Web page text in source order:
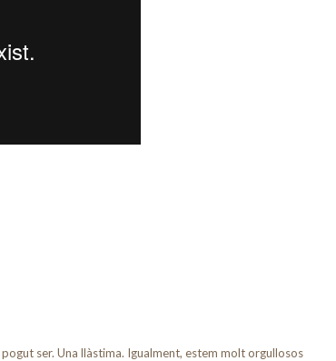
pogut ser. Una llàstima. Igualment, estem molt orgullosos